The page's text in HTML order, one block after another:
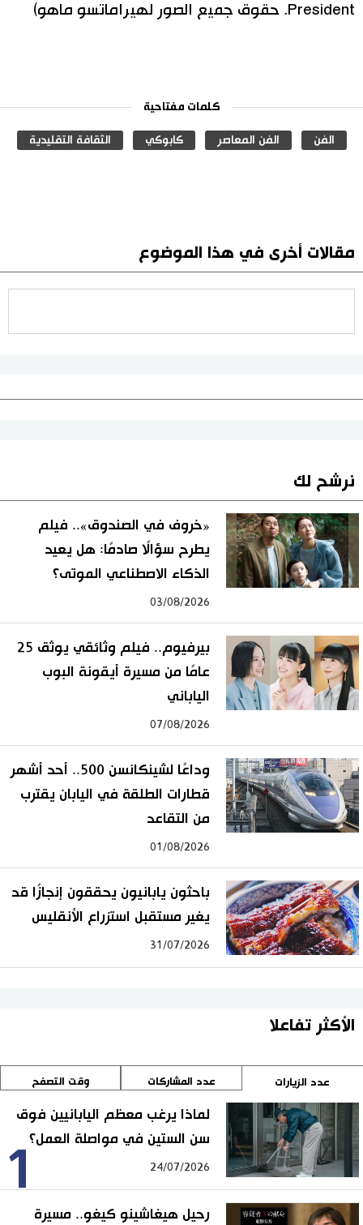
President. حقوق جميع الصور لهيراماتسو ماهو)
كلمات مفتاحية
الفن الفن المعاصر كابوكي الثقافة التقليدية
مقالات أخرى في هذا الموضوع
نرشح لك
«خروف في الصندوق».. فيلم
يطرح سؤالًا صادمًا: هل يعيد
الذكاء الاصطناعي الموتى؟
03/08/2026
بيرفيوم.. فيلم وثائقي يوثق 25
عامًا من مسيرة أيقونة البوب
الياباني
07/08/2026
وداعًا لشينكانسن 500.. أحد أشهر
قطارات الطلقة في اليابان يقترب
من التقاعد
01/08/2026
باحثون يابانيون يحققون إنجازًا قد
يغير مستقبل استزراع الأنقليس
31/07/2026
الأكثر تفاعلا
عدد الزيارات عدد المشاركات وقت التصفح
1
لماذا يرغب معظم اليابانيين فوق
سن الستين في مواصلة العمل؟
24/07/2026
رحيل هيغاشينو كيغو.. مسيرة